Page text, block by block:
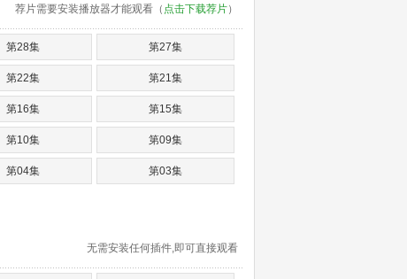
荐片需要安装播放器才能观看（ 点击下载荐片）
第28集 第27集
第22集 第21集
第16集 第15集
第10集 第09集
第04集 第03集
无需安装任何插件,即可直接观看